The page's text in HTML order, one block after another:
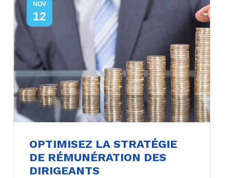
NOV
12
OPTIMISEZ LA STRATÉGIE
DE RÉMUNÉRATION DES
DIRIGEANTS